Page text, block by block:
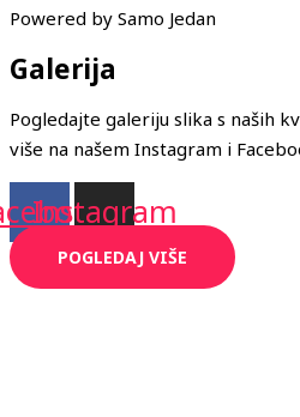
Powered by Samo Jedan
Galerija
Pogledajte galeriju slika s naših
više na našem Instagram i
Instagram
POGLEDAJ VIŠE